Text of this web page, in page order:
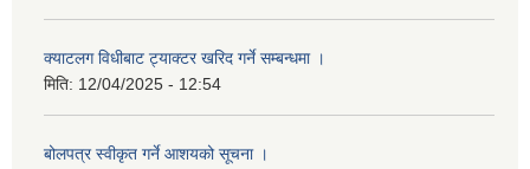
क्याटलग विधीबाट ट्याक्टर खरिद गर्ने सम्बन्धमा ।
मिति: 12/04/2025 - 12:54
बोलपत्र स्वीकृत गर्ने आशयको सूचना ।